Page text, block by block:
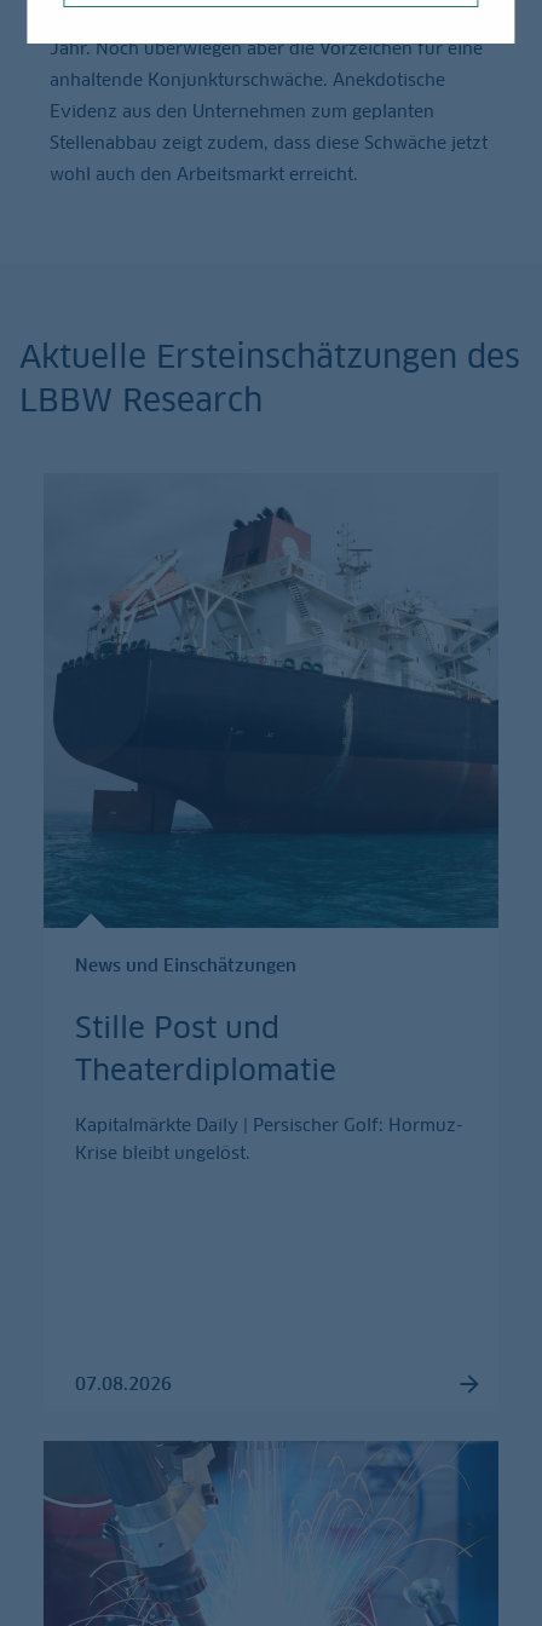
Jahr. Noch überwiegen aber die Vorzeichen für eine
anhaltende Konjunkturschwäche. Anekdotische
Evidenz aus den Unternehmen zum geplanten
Stellenabbau zeigt zudem, dass diese Schwäche jetzt
wohl auch den Arbeitsmarkt erreicht.
Aktuelle Ersteinschätzungen des
LBBW Research
News und Einschätzungen
Stille Post und
Theaterdiplomatie
Kapitalmärkte Daily | Persischer Golf: Hormuz-
Krise bleibt ungelöst.
07.08.2026